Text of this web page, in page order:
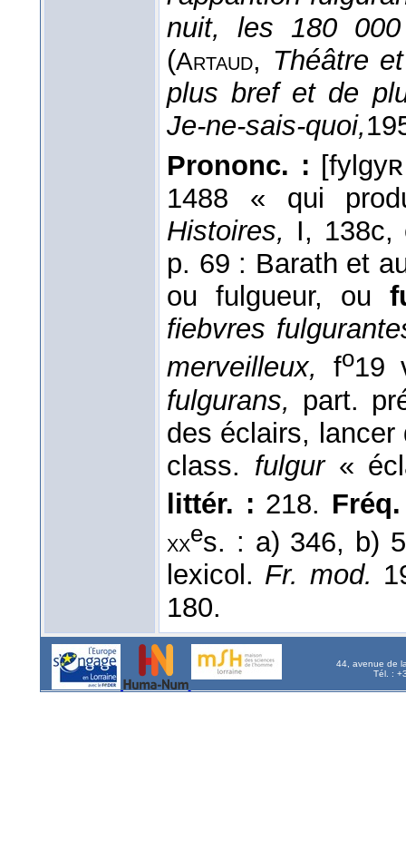
nuit, les 180
(Artaud, Théâtre
plus bref et de
Je-ne-sais-quoi,
Prononc. :
1488 « qui
Histoires, I,
p. 69 : Barath et
ou fulgueur, ou
fiebvres
merveilleux,
fo19
fulgurans, part.
des éclairs,
class. fulgur«
littér. : 218.
xxes. : a) 346, b)
lexicol. Fr. mod.
180.
44, avenue de
Tél. :